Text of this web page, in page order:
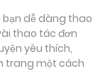
bạn dễ dàng thao
thao tác đơn
yêu thích,
trang một cách